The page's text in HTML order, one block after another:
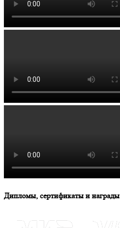
Дипломы, сертификаты и награды